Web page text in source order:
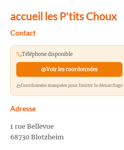
accueil les P'tits Choux
Contact
Téléphone disponible
Voir les coordonnées
Coordonnées masquées pour limiter le démarchage
Adresse
1 rue Bellevue
68730 Blotzheim